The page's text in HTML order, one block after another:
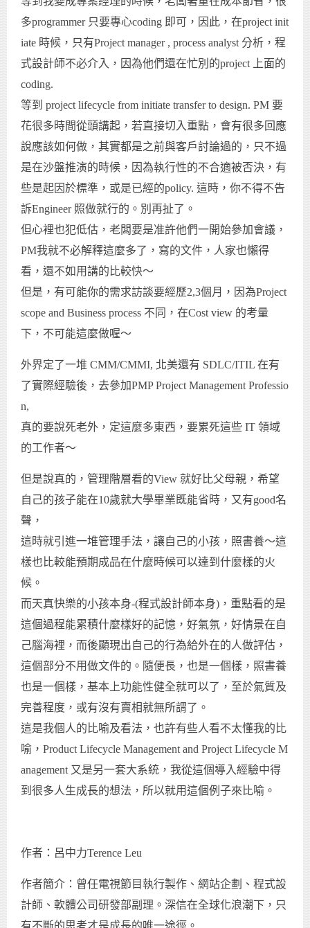
多programmer 只要專心coding 即可，因此，在project init
iate 時候，只有Project manager , process analyst 分析，程
式設計師不必介入，因為他們還在忙別的project 上面的
coding.
等到 project lifecycle from initiate transfer to design. PM 要
花很多時間從頭講起，若直接切入重點，會有很多回應
說應該如何做，其實都是之前與客戶討論過的，只不過
是在沙盤推演的時候，因為執行性的不合適被否決，有
些是起因於標準，或是已經的policy. 這時，你不得不告
訴Engineer 照做就行的。別再扯了。
但心裡也犯低估，老闆要是准許他們一開始參加會議，
PM我就不必解釋這麼多了，寫的文件，人家也懶得
看，還不如用講的比較快～
但是，有可能你的需求訪談要經歷2,3個月，因為Project
scope and Business process 不同，在Cost view 的考量
下，不可能這麼做喔～
外界定了一堆 CMM/CMMI, 北美還有 SDLC/ITIL 在有
了實際經驗後，去參加PMP Project Management Professio
n,
真的要說死老外，定這麼多東西，要累死這些 IT 領域
的工作者～
但是說真的，管理階層看的View 就好比父母親，希望
自己的孩子能在10歲就大學畢業既能省時，又有good名
聲，
這時就引進一堆管理手法，讓自己的小孩，照書養～這
樣也比較能預期成品在什麼時候可以達到什麼樣的火
候。
而天真快樂的小孩本身-(程式設計師本身)，重點看的是
這個過程能累積什麼樣好的記憶，好氣氛，好情景在自
己腦海裡，而後顯現出自己的行為給外在的人做評估，
這個部分不用做文件的。隨便長，也是一個樣，照書養
也是一個樣，基本上功能性健全就可以了，至於氣質及
完善程度，或有沒有賣相就無所謂了。
這是我個人的比喻及看法，也許有些人看不太懂我的比
喻，Product Lifecycle Management and Project Lifecycle M
anagement 又是另一套大系統，我從這個導入經驗中得
到很多人生成長的想法，所以就用這個例子來比喻。
作者：呂中力Terence Leu
作者簡介：曾任電視節目執行製作、網站企劃、程式設
計師、軟體公司研發部副理。深信在全球化浪潮下，只
有不斷的思考才是成長的唯一途徑。